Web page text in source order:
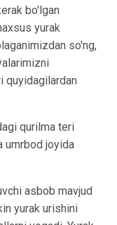
bo'lgan
yurak
so'ng,
quyidagilardan
qurilma teri
umrbod joyida
asbob mavjud
yurak urishini